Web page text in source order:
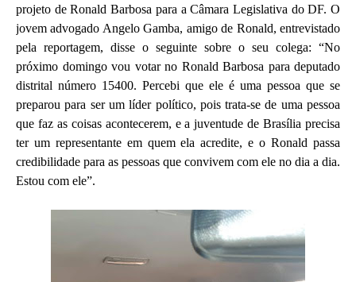
projeto de Ronald Barbosa para a Câmara Legislativa do DF. O
jovem advogado Angelo Gamba, amigo de Ronald, entrevistado
pela reportagem, disse o seguinte sobre o seu colega: “No
próximo domingo vou votar no Ronald Barbosa para deputado
distrital número 15400. Percebi que ele é uma pessoa que se
preparou para ser um líder político, pois trata-se de uma pessoa
que faz as coisas acontecerem, e a juventude de Brasília precisa
ter um representante em quem ela acredite, e o Ronald passa
credibilidade para as pessoas que convivem com ele no dia a dia.
Estou com ele”.